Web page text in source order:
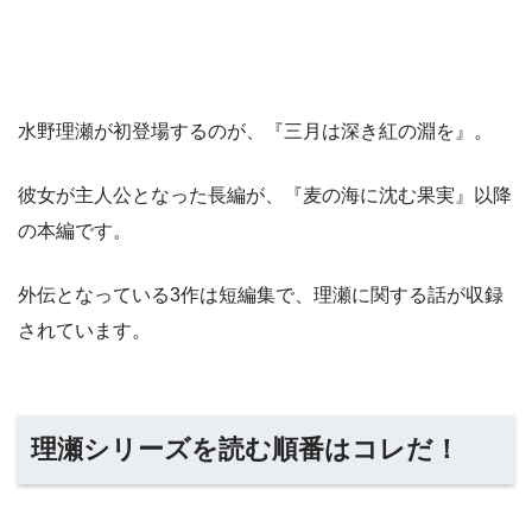
水野理瀬が初登場するのが、『三月は深き紅の淵を』。
彼女が主人公となった長編が、『麦の海に沈む果実』以降
の本編です。
外伝となっている3作は短編集で、理瀬に関する話が収録
されています。
理瀬シリーズを読む順番はコレだ！